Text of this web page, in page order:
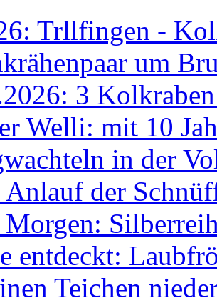
Trllfingen -
um
3
Welli: mit 10
in der
Anlauf der
Morgen:
entdeckt:
Teichen